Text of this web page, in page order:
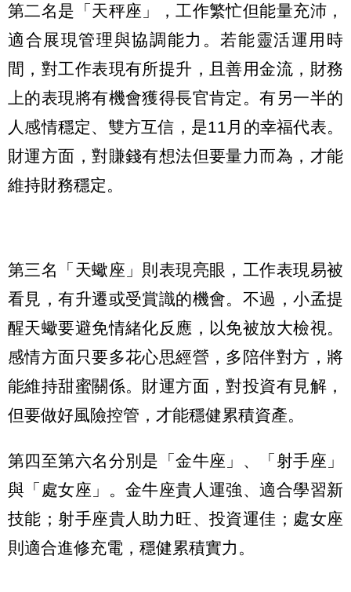
第二名是「天秤座」，工作繁忙但能量充沛，
適合展現管理與協調能力。若能靈活運用時
間，對工作表現有所提升，且善用金流，財務
上的表現將有機會獲得長官肯定。有另一半的
人感情穩定、雙方互信，是11月的幸福代表。
財運方面，對賺錢有想法但要量力而為，才能
維持財務穩定。
第三名「天蠍座」則表現亮眼，工作表現易被
看見，有升遷或受賞識的機會。不過，小孟提
醒天蠍要避免情緒化反應，以免被放大檢視。
感情方面只要多花心思經營，多陪伴對方，將
能維持甜蜜關係。財運方面，對投資有見解，
但要做好風險控管，才能穩健累積資產。
第四至第六名分別是「金牛座」、「射手座」
與「處女座」。金牛座貴人運強、適合學習新
技能；射手座貴人助力旺、投資運佳；處女座
則適合進修充電，穩健累積實力。